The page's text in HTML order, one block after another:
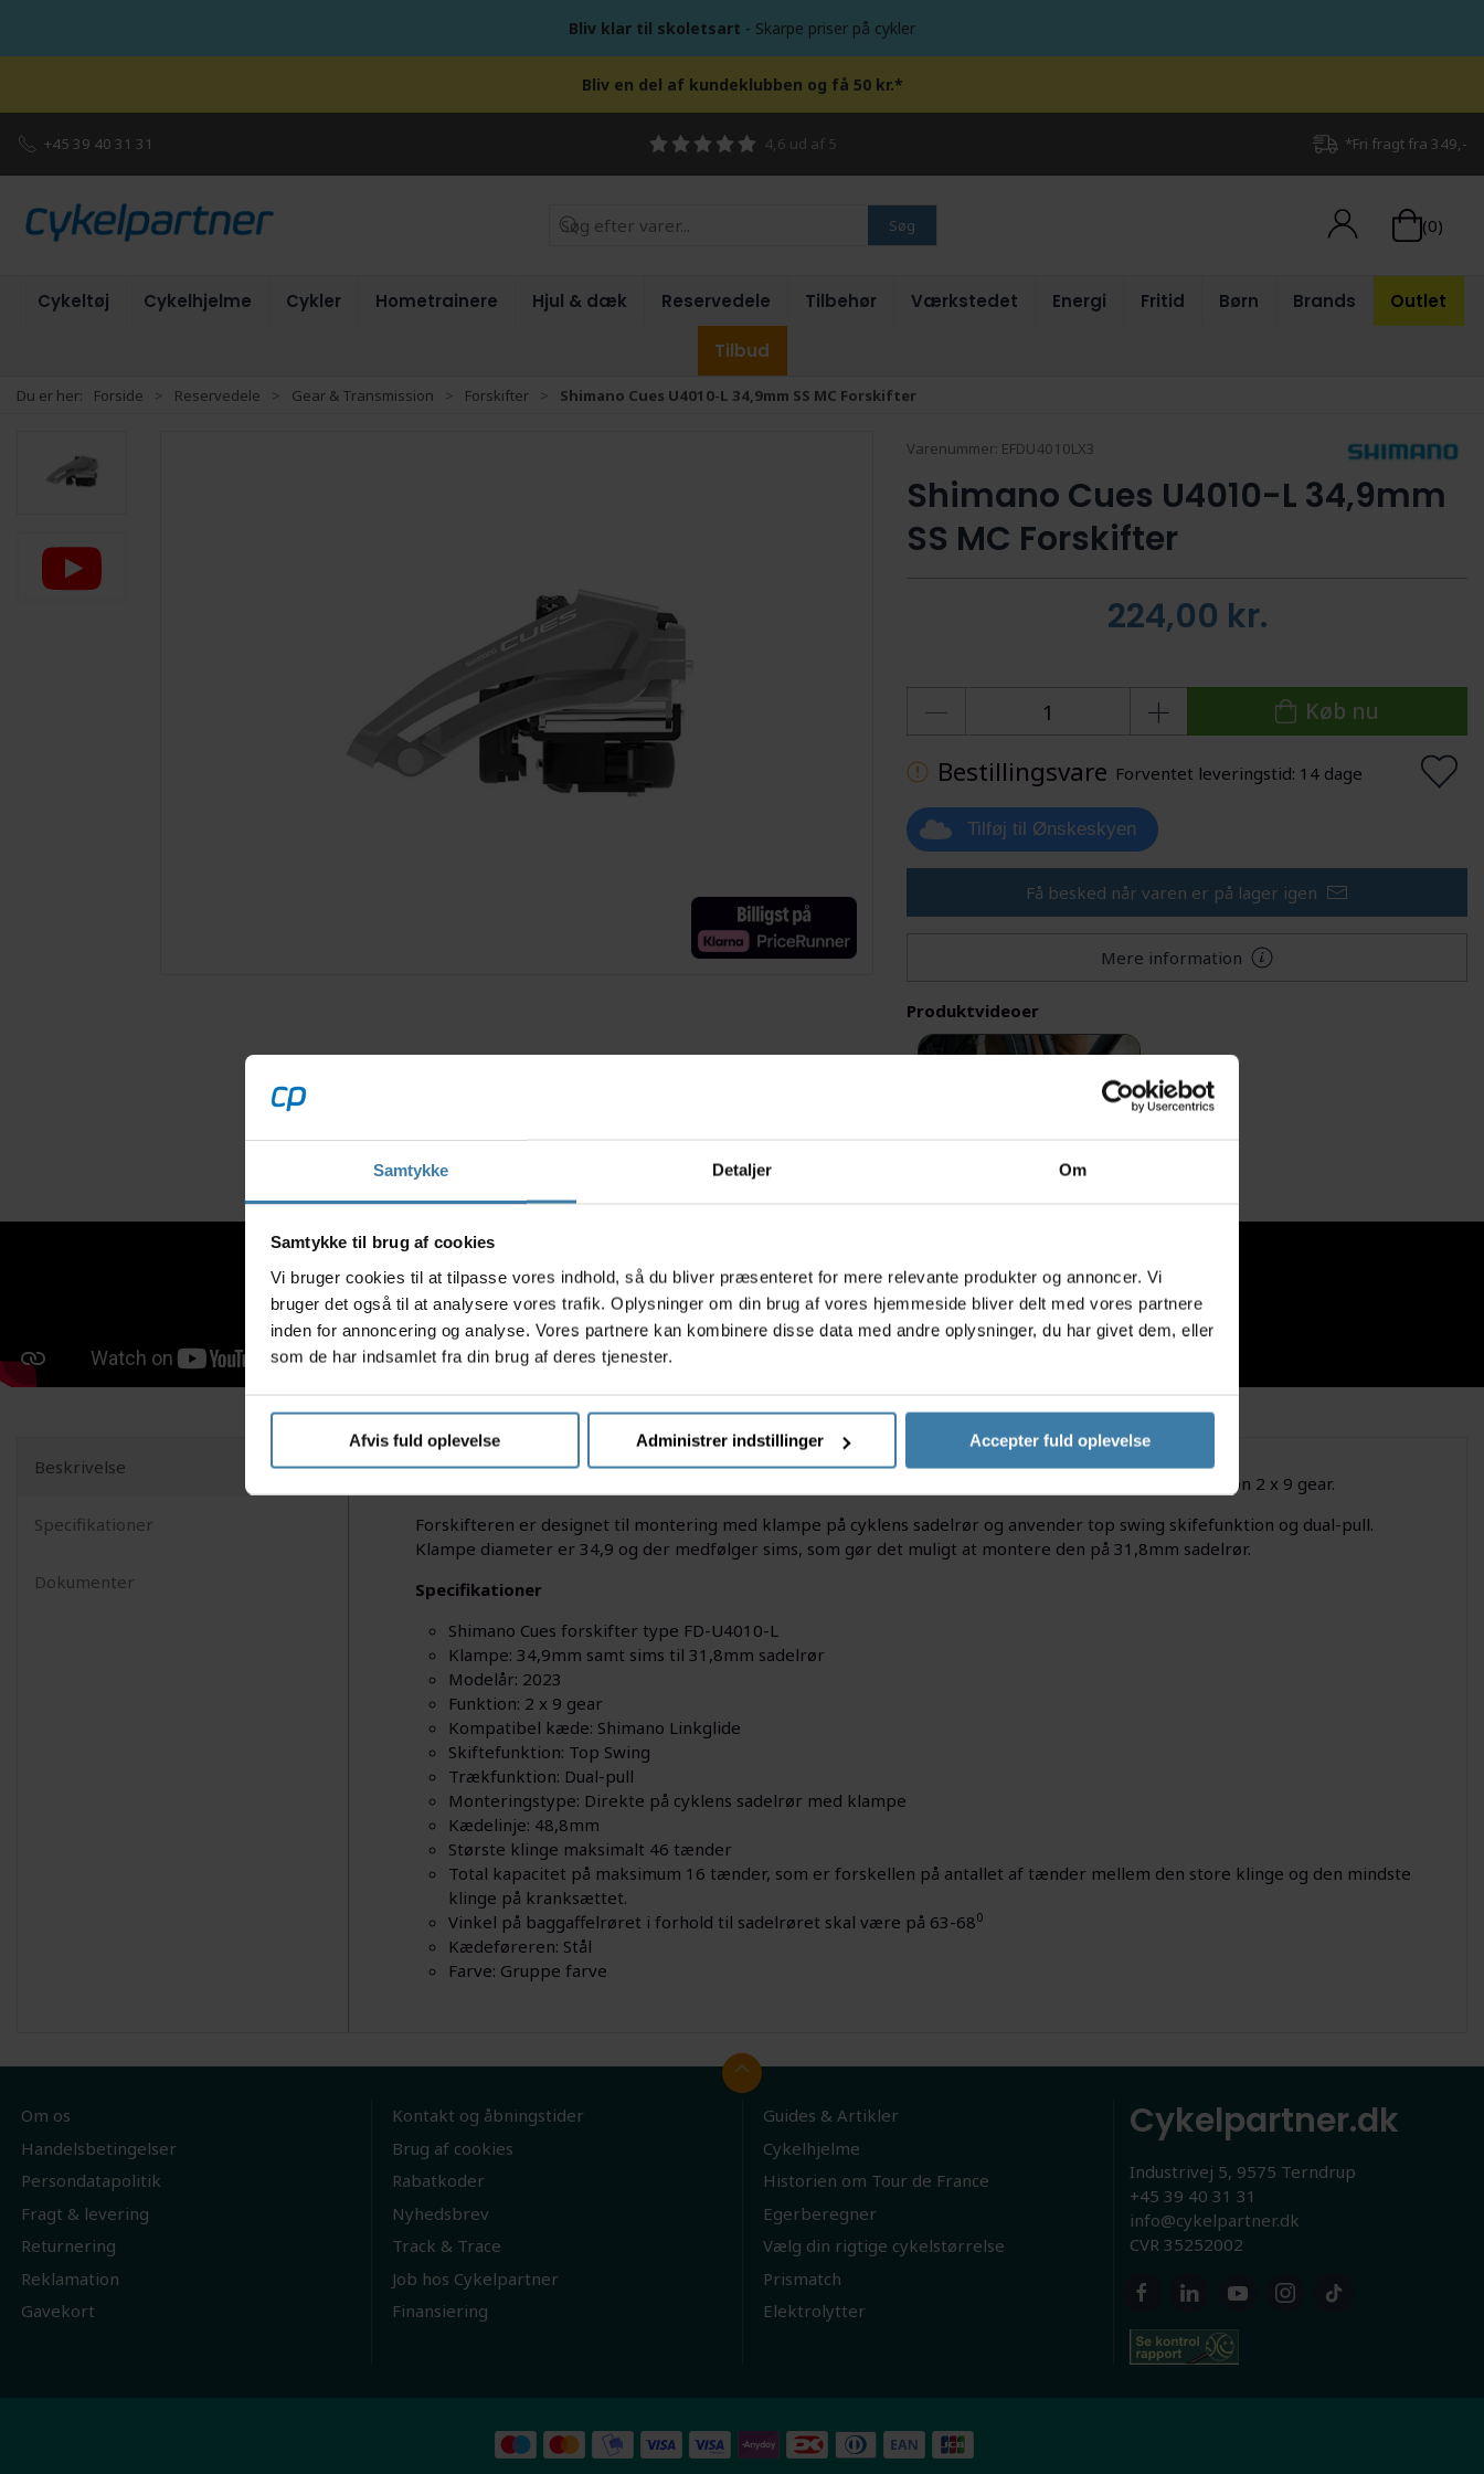
Samtykke Detaljer Om
Samtykke til brug af cookies
Vi bruger cookies til at tilpasse vores indhold, så du bliver præsenteret for mere relevante produkter og annoncer. Vi
bruger det også til at analysere vores trafik. Oplysninger om din brug af vores hjemmeside bliver delt med vores partnere
inden for annoncering og analyse. Vores partnere kan kombinere disse data med andre oplysninger, du har givet dem, eller
som de har indsamlet fra din brug af deres tjenester.
Afvis fuld oplevelse Administrer indstillinger Accepter fuld oplevelse
Bliv klar til skoletsart - Skarpe priser på cykler
Bliv en del af kundeklubben og få 50 kr.*
+45 39 40 31 31 4,6 ud af 5 *Fri fragt fra 349,-
Søg (0)
Cykeltøj Cykelhjelme Cykler Hometrainere Hjul & dæk Reservedele Tilbehør Værkstedet Energi Fritid Børn Brands Outlet
Tilbud
Du er her: Forside Reservedele Gear & Transmission Forskifter Shimano Cues U4010-L 34,9mm SS MC Forskifter
Varenummer: EFDU4010LX3
Shimano Cues U4010-L 34,9mm
SS MC Forskifter
224,00 kr.
Køb nu
Bestillingsvare Forventet leveringstid: 14 dage
Tilføj til Ønskeskyen
Få besked når varen er på lager igen
Mere information
Produktvideoer
Beskrivelse
Specifikationer
Dokumenter
Denne Shimanos Cues FD-U4010-L forskifter er egnet til trekking eller MTB cykler med gearkombination 2 x 9 gear.
Forskifteren er designet til montering med klampe på cyklens sadelrør og anvender top swing skifefunktion og dual-pull.
Klampe diameter er 34,9 og der medfølger sims, som gør det muligt at montere den på 31,8mm sadelrør.
Specifikationer
Shimano Cues forskifter type FD-U4010-L
Klampe: 34,9mm samt sims til 31,8mm sadelrør
Modelår: 2023
Funktion: 2 x 9 gear
Kompatibel kæde: Shimano Linkglide
Skiftefunktion: Top Swing
Trækfunktion: Dual-pull
Monteringstype: Direkte på cyklens sadelrør med klampe
Kædelinje: 48,8mm
Største klinge maksimalt 46 tænder
Total kapacitet på maksimum 16 tænder, som er forskellen på antallet af tænder mellem den store klinge og den mindste
klinge på kranksættet.
Vinkel på baggaffelrøret i forhold til sadelrøret skal være på 63-680
Kædeføreren: Stål
Farve: Gruppe farve
Om os
Handelsbetingelser
Persondatapolitik
Fragt & levering
Returnering
Reklamation
Gavekort
Kontakt og åbningstider
Brug af cookies
Rabatkoder
Nyhedsbrev
Track & Trace
Job hos Cykelpartner
Finansiering
Guides & Artikler
Cykelhjelme
Historien om Tour de France
Egerberegner
Vælg din rigtige cykelstørrelse
Prismatch
Elektrolytter
Cykelpartner.dk
Industrivej 5, 9575 Terndrup
+45 39 40 31 31
info@cykelpartner.dk
CVR 35252002